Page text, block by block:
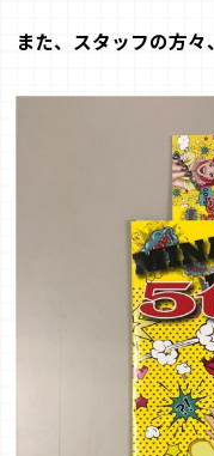
また、スタッフの方々